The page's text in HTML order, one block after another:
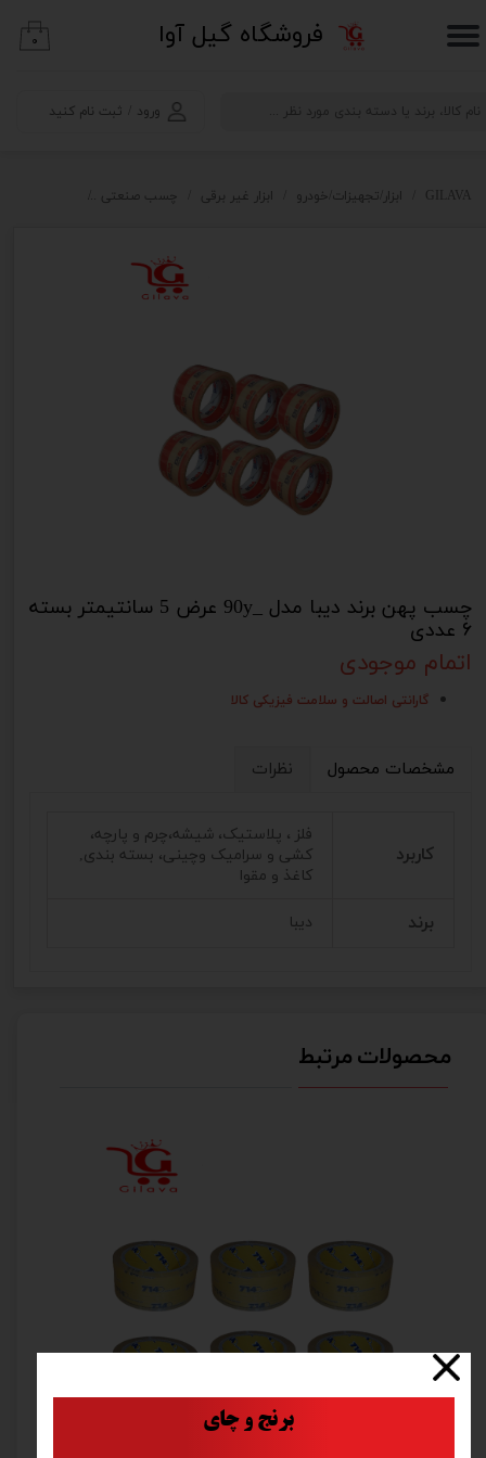
​فروشگاه گیل آوا
ورود ثبت نام کنید
حساب کاربری من
خروج از حساب کاربری
۰
GILAVA ابزار/تجهیزات/خودرو ابزار غیر برقی چسب صنعتی
چسب پهن برند دیبا مدل _90y عرض 5 سانتیمتر بسته
۶ عددی
اتمام موجودی
گارانتی اصالت و سلامت فیزیکی کالا
مشخصات محصول نظرات
کاربرد
فلز ، پلاستیک، شیشه،چرم و پارچه،
کشی و سرامیک وچینی، بسته بندی,
کاغذ و مقوا
برند دیبا
محصولات مرتبط
برنج و چای